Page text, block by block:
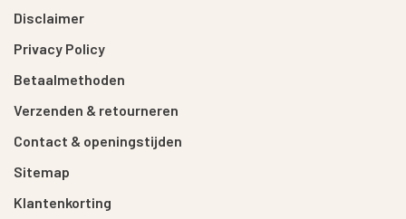
Disclaimer
Privacy Policy
Betaalmethoden
Verzenden & retourneren
Contact & openingstijden
Sitemap
Klantenkorting